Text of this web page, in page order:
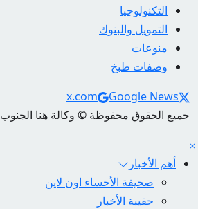
التكنولوجيا
التمويل والبنوك
منوعات
وصفات طبخ
Social Links
x.com
Google News
جميع الحقوق محفوظة © وكالة هنا الجنوب 2026
أهم الأخبار
صحيفة الأحساء اون لاين
حقيبة الأخبار